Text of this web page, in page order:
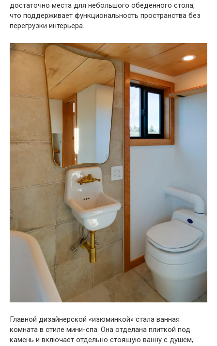
достаточно места для небольшого обеденного стола,
что поддерживает функциональность пространства без
перегрузки интерьера.
Главной дизайнерской «изюминкой» стала ванная
комната в стиле мини-спа. Она отделана плиткой под
камень и включает отдельно стоящую ванну с душем,